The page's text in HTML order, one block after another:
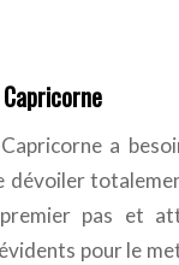
a
dévoiler
pas et
pour le